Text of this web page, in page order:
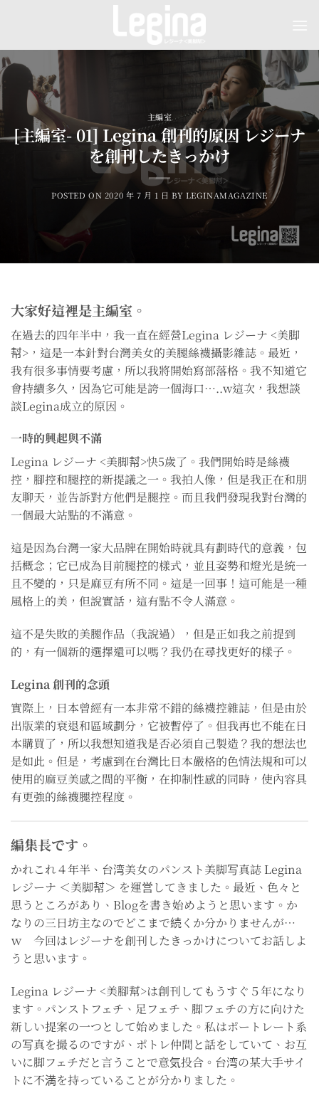
主編室
[主編室- 01] Legina 創刊的原因 レジーナ
を創刊したきっかけ
POSTED ON 2020 年 7 月 1 日 BY LEGINAMAGAZINE
大家好這裡是主編室。
在過去的四年半中，我一直在經營Legina レジーナ <美脚
幇>，這是一本針對台灣美女的美腿絲襪攝影雜誌。最近，
我有很多事情要考慮，所以我將開始寫部落格。我不知道它
會持續多久，因為它可能是誇一個海口…..w這次，我想談
談Legina成立的原因。
一時的興起與不滿
Legina レジーナ <美脚幇>快5歲了。我們開始時是絲襪
控，腳控和腿控的新提議之一。我拍人像，但是我正在和朋
友聊天，並告訴對方他們是腿控。而且我們發現我對台灣的
一個最大站點的不滿意。
這是因為台灣一家大品牌在開始時就具有劃時代的意義，包
括概念；它已成為目前腿控的樣式，並且姿勢和燈光是統一
且不變的，只是麻豆有所不同。這是一回事！這可能是一種
風格上的美，但說實話，這有點不令人滿意。
這不是失敗的美腿作品（我說過），但是正如我之前提到
的，有一個新的選擇還可以嗎？我仍在尋找更好的樣子。
Legina 創刊的念頭
實際上，日本曾經有一本非常不錯的絲襪控雜誌，但是由於
出版業的衰退和區域劃分，它被暫停了。但我再也不能在日
本購買了，所以我想知道我是否必須自己製造？我的想法也
是如此。但是，考慮到在台灣比日本嚴格的色情法規和可以
使用的麻豆美感之間的平衡，在抑制性感的同時，使內容具
有更強的絲襪腿控程度。
編集長です。
かれこれ４年半、台湾美女のパンスト美脚写真誌 Legina
レジーナ ＜美脚幇＞ を運営してきました。最近、色々と
思うところがあり、Blogを書き始めようと思います。か
なりの三日坊主なのでどこまで続くか分かりませんが…
ｗ 今回はレジーナを創刊したきっかけについてお話しよ
うと思います。
Legina レジーナ <美腳幫>は創刊してもうすぐ５年になり
ます。パンストフェチ、足フェチ、脚フェチの方に向けた
新しい提案の一つとして始めました。私はポートレート系
の写真を撮るのですが、ポトレ仲間と話をしていて、お互
いに脚フェチだと言うことで意気投合。台湾の某大手サイ
トに不満を持っていることが分かりました。